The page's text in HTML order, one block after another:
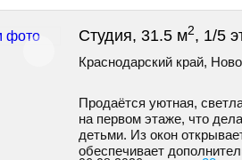
Студия, 31.5 м2, 1/5
Краснодарский край,
Продаётся уютная,
на первом этаже, что
детьми. Из окон
обеспечивает